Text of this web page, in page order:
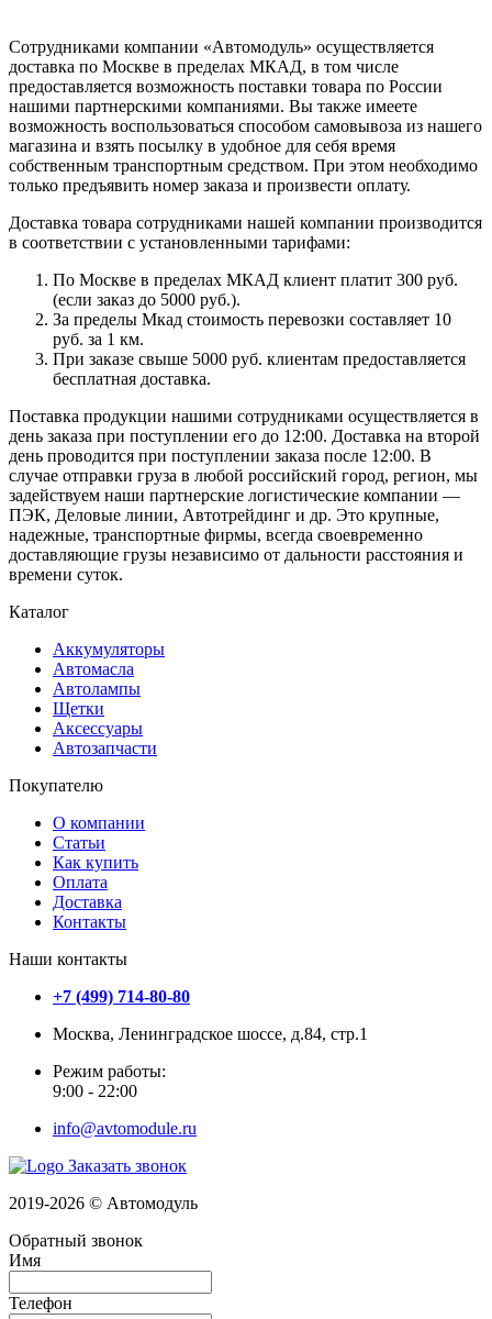
Сотрудниками компании «Автомодуль» осуществляется
доставка по Москве в пределах МКАД, в том числе
предоставляется возможность поставки товара по России
нашими партнерскими компаниями. Вы также имеете
возможность воспользоваться способом самовывоза из нашего
магазина и взять посылку в удобное для себя время
собственным транспортным средством. При этом необходимо
только предъявить номер заказа и произвести оплату.
Доставка товара сотрудниками нашей компании производится
в соответствии с установленными тарифами:
По Москве в пределах МКАД клиент платит 300 руб.
(если заказ до 5000 руб.).
За пределы Мкад стоимость перевозки составляет 10
руб. за 1 км.
При заказе свыше 5000 руб. клиентам предоставляется
бесплатная доставка.
Поставка продукции нашими сотрудниками осуществляется в
день заказа при поступлении его до 12:00. Доставка на второй
день проводится при поступлении заказа после 12:00. В
случае отправки груза в любой российский город, регион, мы
задействуем наши партнерские логистические компании —
ПЭК, Деловые линии, Автотрейдинг и др. Это крупные,
надежные, транспортные фирмы, всегда своевременно
доставляющие грузы независимо от дальности расстояния и
времени суток.
Каталог
Аккумуляторы
Автомасла
Автолампы
Щетки
Аксессуары
Автозапчасти
Покупателю
О компании
Статьи
Как купить
Оплата
Доставка
Контакты
Наши контакты
+7 (499) 714-80-80
Москва, Ленинградское шоссе, д.84, стр.1
Режим работы:
9:00 - 22:00
info@avtomodule.ru
Заказать звонок
2019-2026 © Автомодуль
Обратный звонок
Имя
Телефон